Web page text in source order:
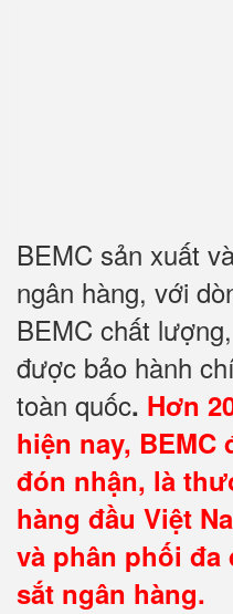
BEMC sản xuất
ngân hàng, với
BEMC chất
được bảo hành
toàn quốc. Hơn
hiện nay,
đón nhận, là
hàng đầu Việt
và phân phối đa
sắt ngân hàng.